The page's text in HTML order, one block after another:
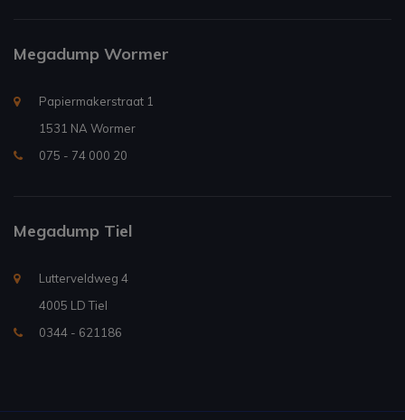
Megadump Wormer
Papiermakerstraat 1
1531 NA Wormer
075 - 74 000 20
Megadump Tiel
Lutterveldweg 4
4005 LD Tiel
0344 - 621186